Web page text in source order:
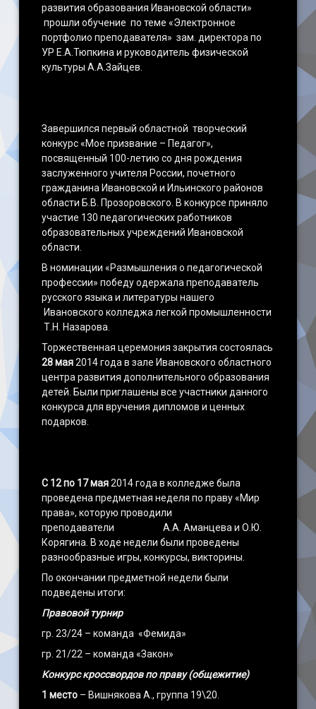
развития образования Ивановской области»
прошли обучение по теме «Электронное
портфолио преподавателя» зам. директора по
УР Е.А.Тюпкина и руководитель физической
культуры А.А.Зайцев.
Завершился первый областной творческий
конкурс «Мое призвание – Педагог»,
посвященный 100-летию со дня рождения
заслуженного учителя России, почетного
гражданина Ивановской и Ильинского районов
области Б.В. Прозоровского. В конкурсе приняло
участие 130 педагогических работников
образовательных учреждений Ивановской
области.
В номинации «Размышления о педагогической
профессии» победу одержала преподаватель
русского языка и литературы нашего
Ивановского колледжа легкой промышленности
Т.Н. Назарова.
Торжественная церемония закрытия состоялась
28 мая2014 года в зале Ивановского областного
центра развития дополнительного образования
детей. Были приглашены все участники данного
конкурса для вручения дипломов и ценных
подарков.
С 12 по 17 мая2014 года в колледже была
проведена предметная неделя по праву «Мир
права», которую проводили
преподаватели А.А. Аманцева и О.Ю.
Корягина. В ходе недели были проведены
разнообразные игры, конкурсы, викторины.
По окончании предметной недели были
подведены итоги:
Правовой турнир
гр. 23/24 – команда «Фемида»
гр. 21/22 – команда «Закон»
Конкурс кроссвордов по праву (общежитие)
1 место – Вишнякова А., группа 19\20.